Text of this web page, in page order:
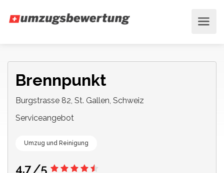
Brennpunkt
Burgstrasse 82, St. Gallen, Schweiz
Serviceangebot
Umzug und Reinigung
4.7/5